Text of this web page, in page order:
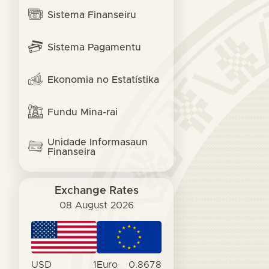
Sistema Finanseiru
Sistema Pagamentu
Ekonomia no Estatístika
Fundu Mina-rai
Unidade Informasaun
Finanseira
Exchange Rates
08 August 2026
USD 1 Euro 0.8678